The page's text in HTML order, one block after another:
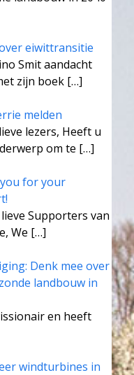
eiwittransitie
Smit aandacht
zijn boek […]
melden
lezers, Heeft u
om te […]
for your
Supporters van
We […]
Denk mee over
landbouw in
en heeft
windturbines in